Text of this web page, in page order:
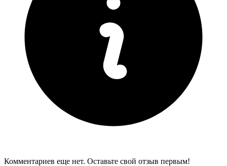
Комментариев еще нет. Оставьте свой отзыв первым!